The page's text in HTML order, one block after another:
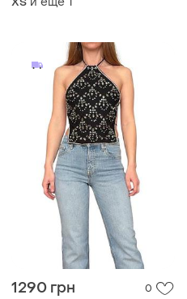
1290 грн 0